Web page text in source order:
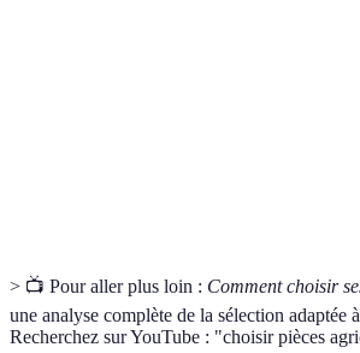
> 📺 Pour aller plus loin : Comment choisir
une analyse complète de la sélection adaptée
Recherchez sur YouTube : "choisir pièces